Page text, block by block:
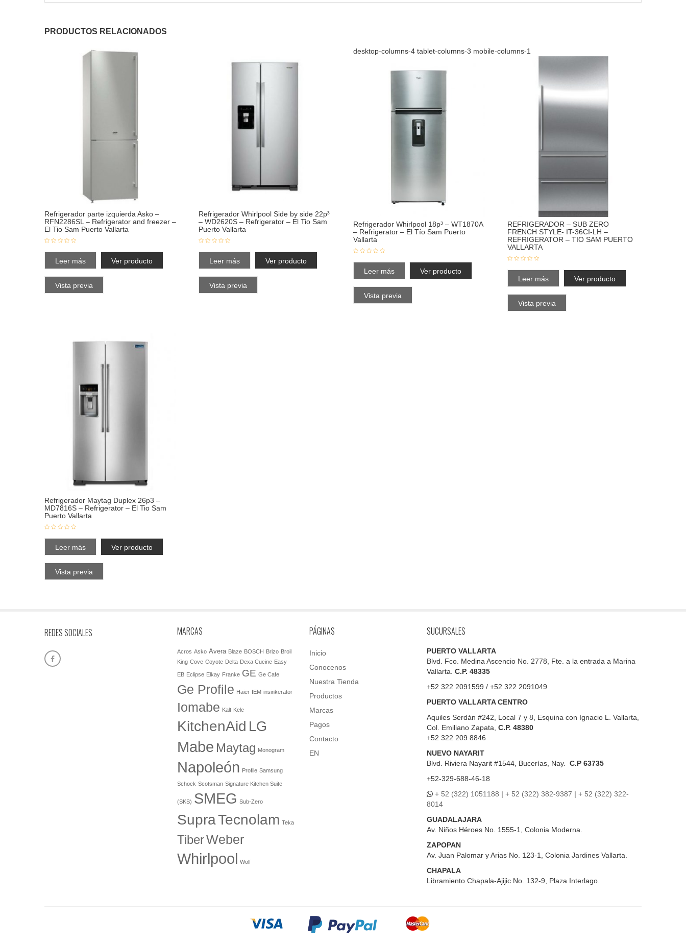
PRODUCTOS RELACIONADOS
desktop-columns-4 tablet-columns-3 mobile-columns-1
Refrigerador parte izquierda Asko –
RFN2286SL – Refrigerator and freezer –
El Tio Sam Puerto Vallarta
Leer más Ver producto
Vista previa
Refrigerador Whirlpool Side by side 22p³
– WD2620S – Refrigerator – El Tio Sam
Puerto Vallarta
Leer más Ver producto
Vista previa
Refrigerador Whirlpool 18p³ – WT1870A
– Refrigerator – El Tío Sam Puerto
Vallarta
Leer más Ver producto
Vista previa
REFRIGERADOR – SUB ZERO
FRENCH STYLE- IT-36CI-LH –
REFRIGERATOR – TIO SAM PUERTO
VALLARTA
Leer más Ver producto
Vista previa
Refrigerador Maytag Duplex 26p3 –
MD7816S – Refrigerator – El Tio Sam
Puerto Vallarta
Leer más Ver producto
Vista previa
REDES SOCIALES MARCAS
Acros Asko Avera Blaze BOSCH Brizo Broil
King Cove Coyote Delta Dexa Cucine Easy
EB Eclipse Elkay Franke GE Ge Cafe
Ge Profile Haier IEM insinkerator
Iomabe Kalt Kele
KitchenAid LG
Mabe Maytag Monogram
Napoleón Profile Samsung
Schock Scotsman Signature Kitchen Suite
(SKS) SMEG Sub-Zero
SupraTecnolam Teka
TiberWeber
Whirlpool Wolf
PÁGINAS
Inicio
Conocenos
Nuestra Tienda
Productos
Marcas
Pagos
Contacto
EN
SUCURSALES
PUERTO VALLARTA
Blvd. Fco. Medina Ascencio No. 2778, Fte. a la entrada a Marina
Vallarta. C.P. 48335
+52 322 2091599 / +52 322 2091049
PUERTO VALLARTA CENTRO
Aquiles Serdán #242, Local 7 y 8, Esquina con Ignacio L. Vallarta,
Col. Emiliano Zapata, C.P. 48380
+52 322 209 8846
NUEVO NAYARIT
Blvd. Riviera Nayarit #1544, Bucerías, Nay. C.P 63735
+52-329-688-46-18
+ 52 (322) 1051188 | + 52 (322) 382-9387 | + 52 (322) 322-
8014
GUADALAJARA
Av. Niños Héroes No. 1555-1, Colonia Moderna.
ZAPOPAN
Av. Juan Palomar y Arias No. 123-1, Colonia Jardines Vallarta.
CHAPALA
Libramiento Chapala-Ajijic No. 132-9, Plaza Interlago.